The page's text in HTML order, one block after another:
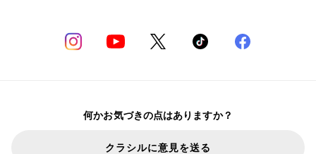
何かお気づきの点はありますか？
クラシルに意見を送る